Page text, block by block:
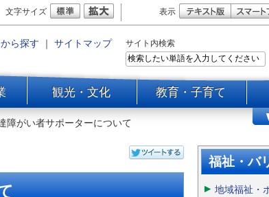
文字サイズ 表示
ら探す ｜ サイトマップ サイト内検索
観光・文化 教育・子育て
障がい者サポーターについて
福祉・バ
地域福祉・